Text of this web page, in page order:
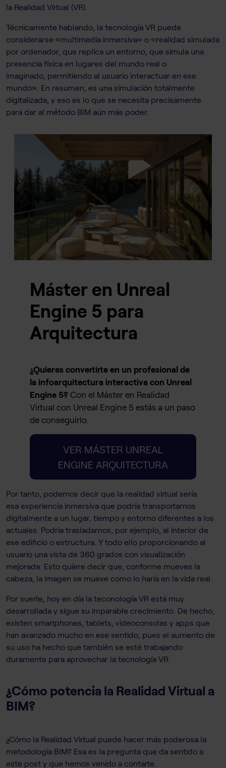
la Realidad Virtual (VR).
Técnicamente hablando, la tecnología VR puede
considerarse «multimedia inmersiva» o «realidad simulada
por ordenador, que replica un entorno, que simula una
presencia física en lugares del mundo real o
imaginado, permitiendo al usuario interactuar en ese
mundo». En resumen, es una simulación totalmente
digitalizada, y eso es lo que se necesita precisamente
para dar al método BIM aún más poder.
Máster en Unreal
Engine 5 para
Arquitectura
¿Quieres convertirte en un profesional de
la infoarquitectura interactiva con Unreal
Engine 5? Con el Máster en Realidad
Virtual con Unreal Engine 5 estás a un paso
de conseguirlo.
VER MÁSTER UNREAL
ENGINE ARQUITECTURA
Por tanto, podemos decir que la realidad virtual sería
esa experiencia inmersiva que podría transportarnos
digitalmente a un lugar, tiempo y entorno diferentes a los
actuales. Podría trasladarnos, por ejemplo, al interior de
ese edificio o estructura. Y todo ello proporcionando al
usuario una vista de 360 ​​grados con visualización
mejorada. Esto quiere decir que, conforme mueves la
cabeza, la imagen se mueve como lo haría en la vida real.
Por suerte, hoy en día la teconología VR está muy
desarrollada y sigue su imparable crecimiento. De hecho,
existen smartphones, tablets, videoconsolas y apps que
han avanzado mucho en ese sentido, pues el aumento de
su uso ha hecho que también se esté trabajando
duramente para aprovechar la tecnología VR.
¿Cómo potencia la Realidad Virtual a
BIM?
¿Cómo la Realidad Virtual puede hacer más poderosa la
metodología BIM? Esa es la pregunta que da sentido a
este post y que hemos venido a contarte.